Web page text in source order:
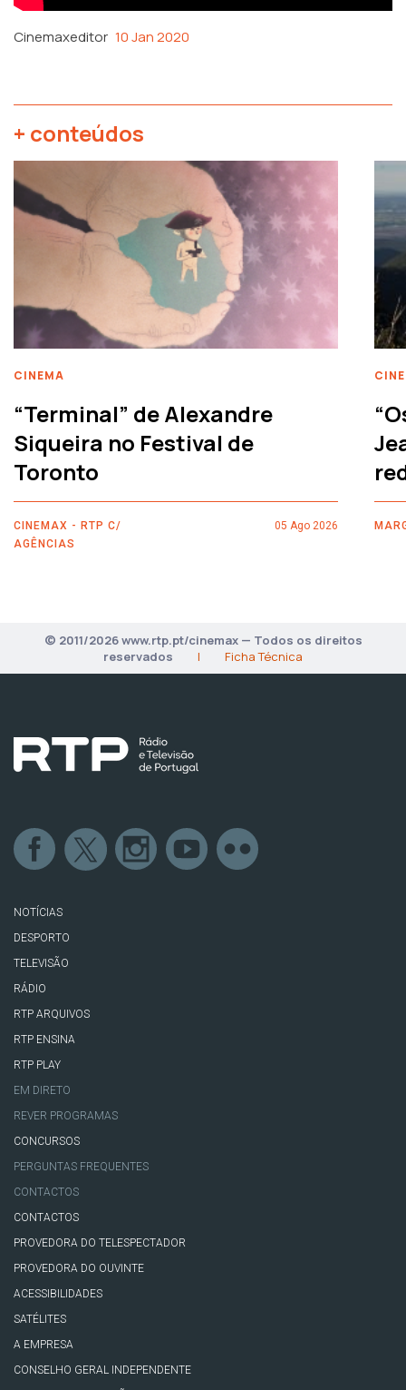
Cinemaxeditor 10 Jan 2020
+ conteúdos
CINEMA
“Terminal” de Alexandre
Siqueira no Festival de
Toronto
CINEMAX - RTP C/
AGÊNCIAS
05 Ago 2026
© 2011/2026 www.rtp.pt/cinemax — Todos os direitos
reservados
| Ficha Técnica
NOTÍCIAS
DESPORTO
TELEVISÃO
RÁDIO
RTP ARQUIVOS
RTP ENSINA
RTP PLAY
EM DIRETO
REVER PROGRAMAS
CONCURSOS
PERGUNTAS FREQUENTES
CONTACTOS
CONTACTOS
PROVEDORA DO TELESPECTADOR
PROVEDORA DO OUVINTE
ACESSIBILIDADES
SATÉLITES
A EMPRESA
CONSELHO GERAL INDEPENDENTE